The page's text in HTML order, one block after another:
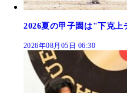
2026夏の甲子園は"下克上
2026年08月05日 06:30